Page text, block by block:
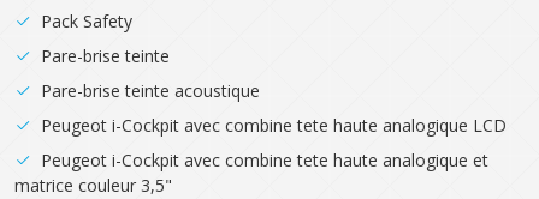
Pack Safety
Pare-brise teinte
Pare-brise teinte acoustique
Peugeot i-Cockpit avec combine tete haute analogique LCD
Peugeot i-Cockpit avec combine tete haute analogique et
matrice couleur 3,5"